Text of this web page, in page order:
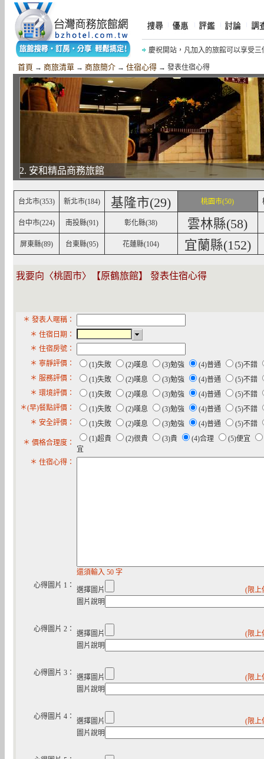
慶祝開站，凡加入的旅館可以享受
首頁 → 商旅清單 → 商旅簡介 → 住宿心得 → 發表住宿心得
2. 安和精品商務旅館
台北市(353) 新北市(184) 基隆市(29) 桃園市(50)
台中市(224) 南投縣(91) 彰化縣(38) 雲林縣(58)
屏東縣(89) 台東縣(95) 花蓮縣(104) 宜蘭縣(152)
我要向〈桃園市〉【原鶴旅館】 發表住宿心得
＊ 發表人暱稱：
＊ 住宿日期：
＊ 住宿房號：
＊ 寧靜評價：
(1)失敗 (2)嘆息 (3)勉強 (4)普通
(5)不錯
＊ 服務評價：
(1)失敗 (2)嘆息 (3)勉強 (4)普通
(5)不錯
＊ 環境評價：
(1)失敗 (2)嘆息 (3)勉強 (4)普通
(5)不錯
＊(早)餐點評價：
(1)失敗 (2)嘆息 (3)勉強 (4)普通
(5)不錯
＊ 安全評價：
(1)失敗 (2)嘆息 (3)勉強 (4)普通 (5)不錯
＊ 價格合理度： (1)超貴 (2)很貴 (3)貴 (4)合理
(5)便宜
宜
＊ 住宿心得：
還須輸入 50 字
心得圖片 1：
選擇圖片
(限上
圖片說明
心得圖片 2：
選擇圖片
(限上
圖片說明
心得圖片 3：
選擇圖片
(限上
圖片說明
心得圖片 4：
選擇圖片
(限上
圖片說明